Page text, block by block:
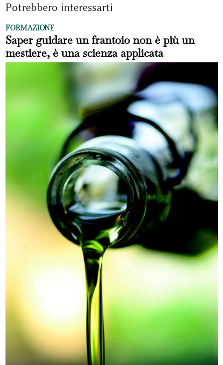
Potrebbero interessarti
FORMAZIONE
Saper guidare un frantoio non è più un
mestiere, è una scienza applicata